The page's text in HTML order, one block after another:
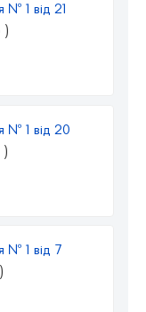
№ 1 від 21
)
№ 1 від 20
)
№ 1 від 7